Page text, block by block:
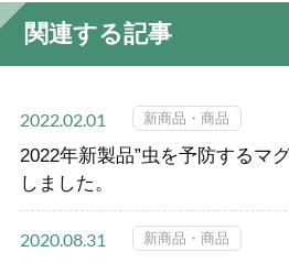
関連する記事
2022.02.01 新商品・商品
2022年新製品”虫を予防するマ
しました。
2020.08.31 新商品・商品